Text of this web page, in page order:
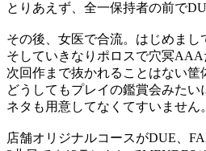
とりあえず、全一保持者の前で
その後、女医で合流。はじめまし
そしていきなりポロスで穴冥AAA
次回作まで抜かれることはない筐
どうしてもプレイの鑑賞会みたい
ネタも用意してなくてすいません。
店舗オリジナルコースがDUE、